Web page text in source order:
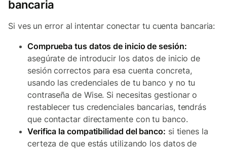
bancaria
Si ves un error al intentar conectar tu cuenta bancaria:
Comprueba tus datos de inicio de sesión:
asegúrate de introducir los datos de inicio de
sesión correctos para esa cuenta concreta,
usando las credenciales de tu banco y no tu
contraseña de Wise. Si necesitas gestionar o
restablecer tus credenciales bancarias, tendrás
que contactar directamente con tu banco.
Verifica la compatibilidad del banco: si tienes la
certeza de que estás utilizando los datos de